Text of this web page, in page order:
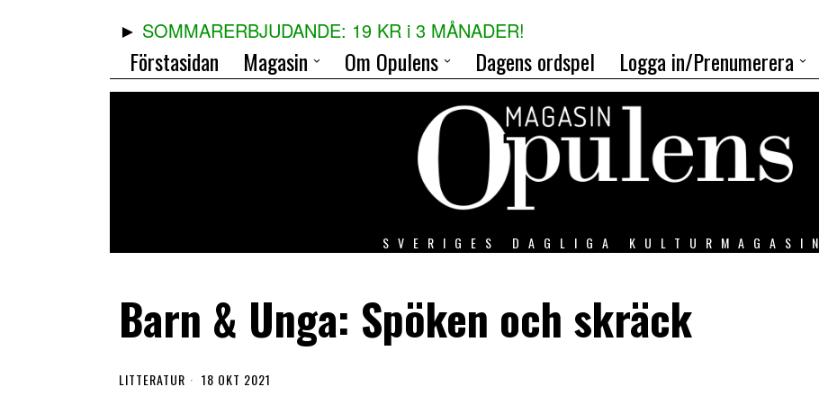
SOMMARERBJUDANDE: 19 KR i 3 MÅNADER!
Förstasidan Magasin Om Opulens Dagens ordspel Logga in/Prenumerera
SVERIGES DAGLIGA KULTURMAGASIN
Barn & Unga: Spöken och skräck
LITTERATUR 18 OKT 2021